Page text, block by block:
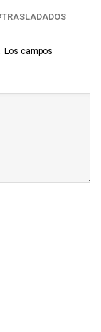
TRASLADADOS
Los campos